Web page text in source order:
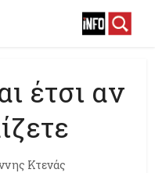
έτσι αν
Κτενάς